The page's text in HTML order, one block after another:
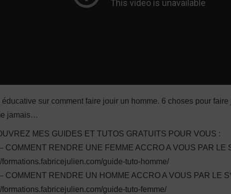
sur comment faire jouir un homme. 6 choses pour faire
jamais…
MES GUIDES ET TUTOS GRATUITS POUR VOUS :
COMMENT RENDRE UNE FEMME ACCRO A VOUS PAR LE
formations.fabricejulien.com/guide-tuto-homme/
COMMENT RENDRE UN HOMME ACCRO A VOUS PAR LE
formations.fabricejulien.com/guide-tuto-femme/